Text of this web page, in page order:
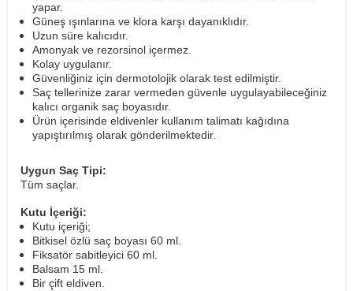
yapar.
Güneş ışınlarına ve klora karşı dayanıklıdır.
Uzun süre kalıcıdır.
Amonyak ve rezorsinol içermez.
Kolay uygulanır.
Güvenliğiniz için dermotolojik olarak test edilmiştir.
Saç tellerinize zarar vermeden güvenle uygulayabileceğiniz
kalıcı organik saç boyasıdır.
Ürün içerisinde eldivenler kullanım talimatı kağıdına
yapıştırılmış olarak gönderilmektedir.
Uygun Saç Tipi:
Tüm saçlar.
Kutu İçeriği:
Kutu içeriği;
Bitkisel özlü saç boyası 60 ml.
Fiksatör sabitleyici 60 ml.
Balsam 15 ml.
​Bir çift eldiven.